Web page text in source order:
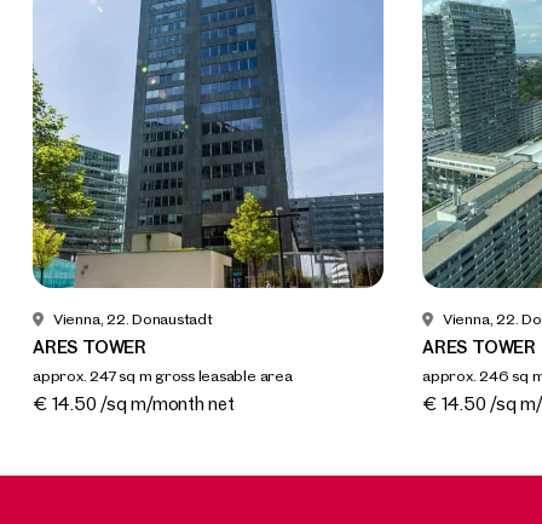
Vienna, 22. Donaustadt
ARES TOWER
approx. 247 sq m gross leasable area
Available By arrangement
€ 14.50 /sq m/month net
Vienna, 22.
ARES TOWER
approx. 246 sq
Available By
€ 14.50 /sq